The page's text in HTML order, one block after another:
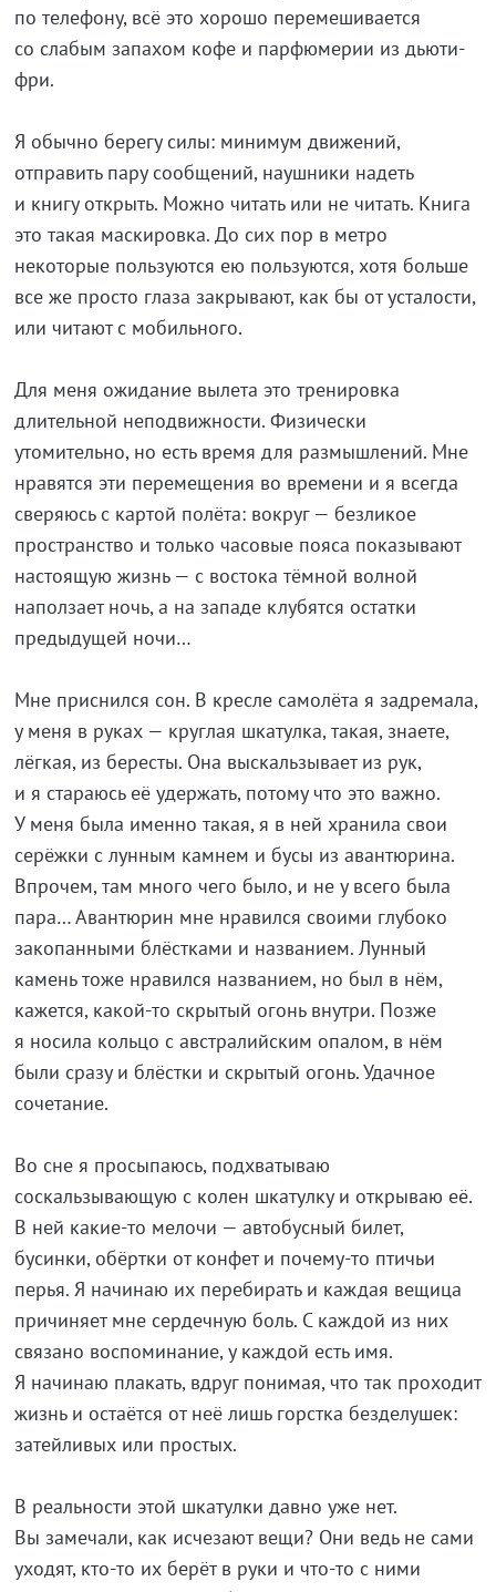
по телефону, всё это хорошо перемешивается
со слабым запахом кофе и парфюмерии из дьюти-
фри.
Я обычно берегу силы: минимум движений,
отправить пару сообщений, наушники надеть
и книгу открыть. Можно читать или не читать. Книга
это такая маскировка. До сих пор в метро
некоторые пользуются ею пользуются, хотя больше
все же просто глаза закрывают, как бы от усталости,
или читают с мобильного.
Для меня ожидание вылета это тренировка
длительной неподвижности. Физически
утомительно, но есть время для размышлений. Мне
нравятся эти перемещения во времени и я всегда
сверяюсь с картой полёта: вокруг — безликое
пространство и только часовые пояса показывают
настоящую жизнь — с востока тёмной волной
наползает ночь, а на западе клубятся остатки
предыдущей ночи…
Мне приснился сон. В кресле самолёта я задремала,
у меня в руках — круглая шкатулка, такая, знаете,
лёгкая, из бересты. Она выскальзывает из рук,
и я стараюсь её удержать, потому что это важно.
У меня была именно такая, я в ней хранила свои
серёжки с лунным камнем и бусы из авантюрина.
Впрочем, там много чего было, и не у всего была
пара… Авантюрин мне нравился своими глубоко
закопанными блёстками и названием. Лунный
камень тоже нравился названием, но был в нём,
кажется, какой-то скрытый огонь внутри. Позже
я носила кольцо с австралийским опалом, в нём
были сразу и блёстки и скрытый огонь. Удачное
сочетание.
Во сне я просыпаюсь, подхватываю
соскальзывающую с колен шкатулку и открываю её.
В ней какие-то мелочи — автобусный билет,
бусинки, обёртки от конфет и почему-то птичьи
перья. Я начинаю их перебирать и каждая вещица
причиняет мне сердечную боль. С каждой из них
связано воспоминание, у каждой есть имя.
Я начинаю плакать, вдруг понимая, что так проходит
жизнь и остаётся от неё лишь горстка безделушек:
затейливых или простых.
В реальности этой шкатулки давно уже нет.
Вы замечали, как исчезают вещи? Они ведь не сами
уходят, кто-то их берёт в руки и что-то с ними